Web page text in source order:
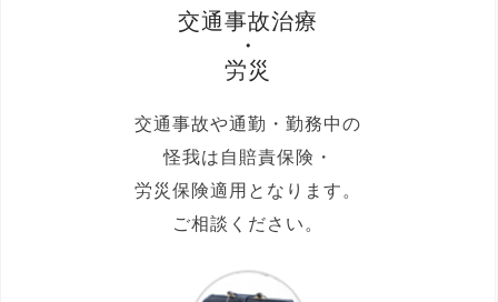
交通事故治療
・
労災
交通事故や通勤・勤務中の
怪我は自賠責保険・
労災保険適用となります。
ご相談ください。